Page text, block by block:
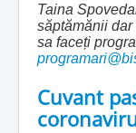
Taina
săptămănii
sa faceți
Cuvant